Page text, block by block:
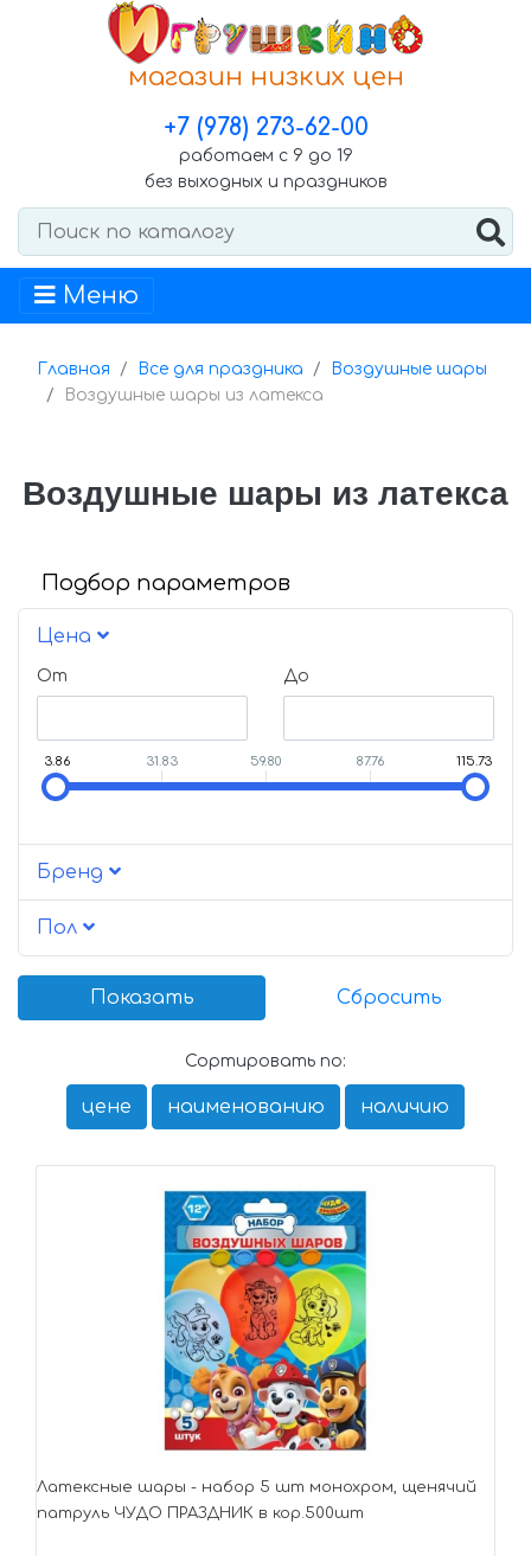
магазин низких цен
+7 (978) 273-62-00
работаем с 9 до 19
без выходных и праздников
Меню
Главная Все для праздника
Воздушные шары
Воздушные шары из латекса
Воздушные шары из латекса
Подбор параметров
Цена
От До
3.86 31.83 59.80 87.76 115.73
Бренд
Пол
Сортировать по:
цене наименованию наличию
Латексные шары - набор 5 шт монохром, щенячий
патруль ЧУДО ПРАЗДНИК в кор.500шт